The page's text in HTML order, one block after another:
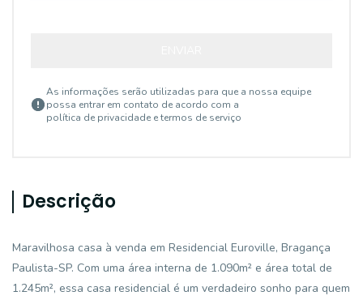
As informações serão utilizadas para que a nossa equipe
possa entrar em contato de acordo com a
política de privacidade e termos de serviço
Descrição
Maravilhosa casa à venda em Residencial Euroville, Bragança
Paulista-SP. Com uma área interna de 1.090m² e área total de
1.245m², essa casa residencial é um verdadeiro sonho para quem